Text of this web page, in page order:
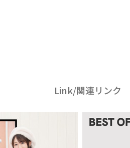
Link/関連リンク